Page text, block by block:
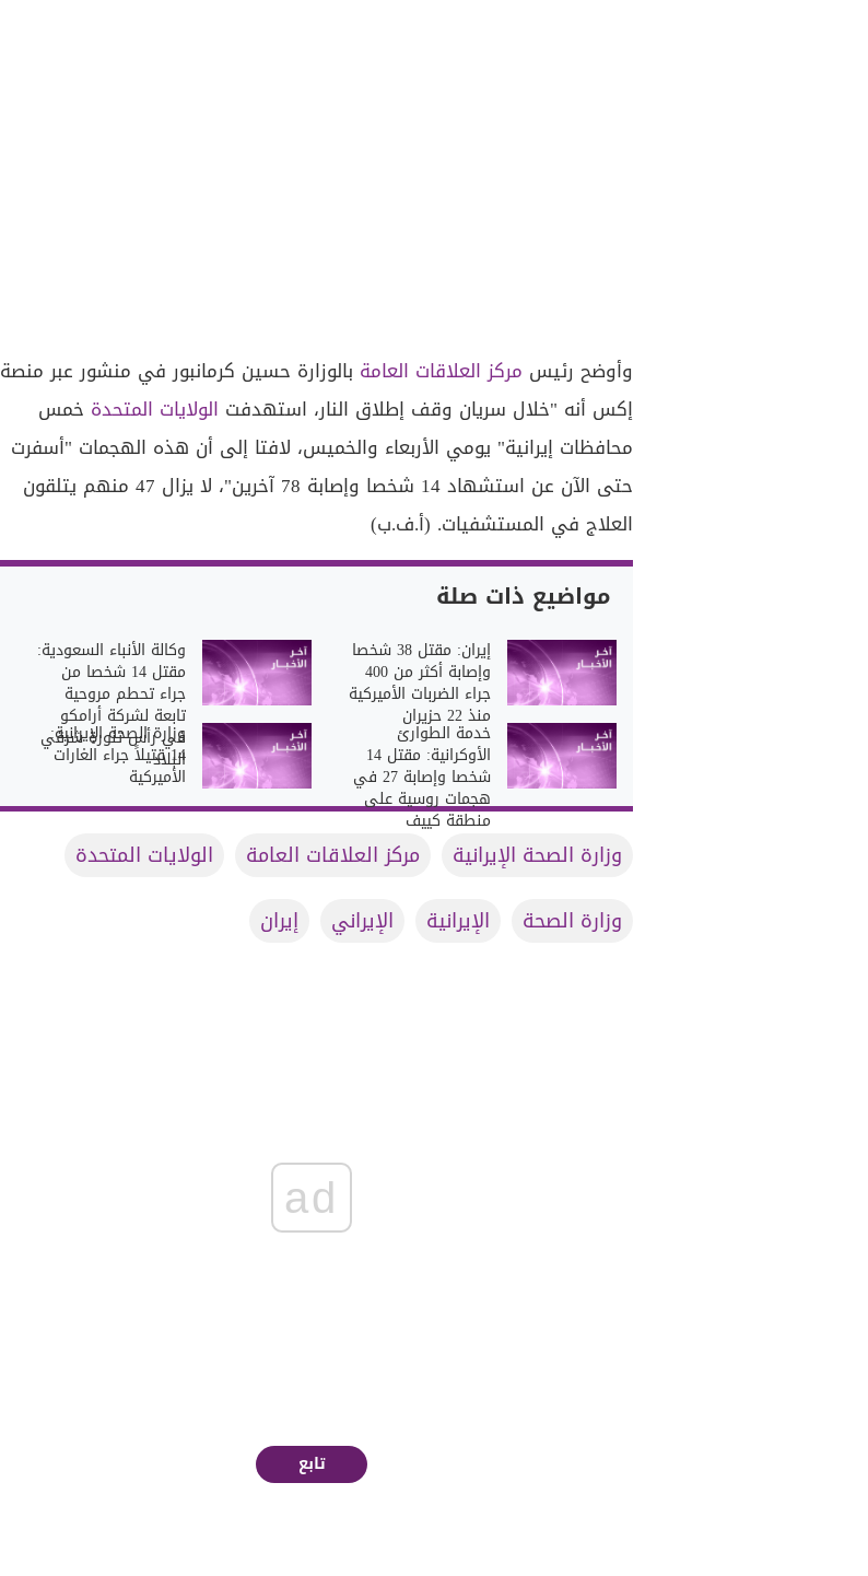
وأوضح رئيس مركز العلاقات العامة بالوزارة حسين كرمانبور في منشور عبر منصة
إكس أنه "خلال سريان وقف إطلاق النار، استهدفت الولايات المتحدة خمس
محافظات إيرانية" يومي الأربعاء والخميس، لافتا إلى أن هذه الهجمات "أسفرت
حتى الآن عن استشهاد 14 شخصا وإصابة 78 آخرين"، لا يزال 47 منهم يتلقون
العلاج في المستشفيات. (أ.ف.ب)
مواضيع ذات صلة
إيران: مقتل 38 شخصا
وإصابة أكثر من 400
جراء الضربات الأميركية
منذ 22 حزيران
وكالة الأنباء السعودية:
مقتل 14 شخصا من
جراء تحطم مروحية
تابعة لشركة أرامكو
في رأس تنورة شرقي
البلاد
خدمة الطوارئ
الأوكرانية: مقتل 14
شخصا وإصابة 27 في
هجمات روسية على
منطقة كييف
وزارة الصحة الإيرانية:
14 قتيلاً جراء الغارات
الأميركية
وزارة الصحة الإيرانية مركز العلاقات العامة
الولايات المتحدة
وزارة الصحة
الإيرانية الإيراني إيران
ad
تابع